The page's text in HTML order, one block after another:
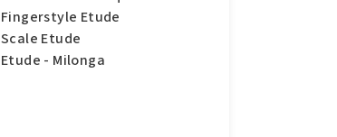
Fingerstyle Etude
Scale Etude
Etude - Milonga